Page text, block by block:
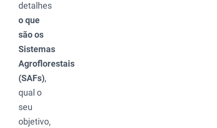
detalhes
o que
são os
Sistemas
Agroflorestais
(SAFs),
qual o
seu
objetivo,